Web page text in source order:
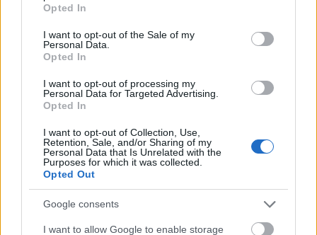
use your data for below specified purposes in below Google
consent section.
Opted In
I want to opt-out of the Sale of my
Personal Data.
Opted In
I want to opt-out of processing my
Personal Data for Targeted Advertising.
Opted In
I want to opt-out of Collection, Use,
Retention, Sale, and/or Sharing of my
Personal Data that Is Unrelated with the
Purposes for which it was collected.
Opted Out
Google consents
I want to allow Google to enable storage
Ungvárszkij Etno-wellness Hotel